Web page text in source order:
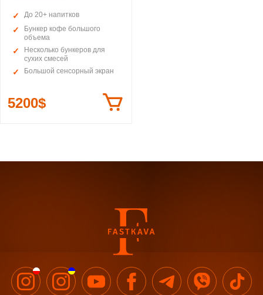
До 20+ напитков
Бункер кофе большого
объема
Несколько бункеров для
сухих смесей
Большой сенсорный экран
5200$